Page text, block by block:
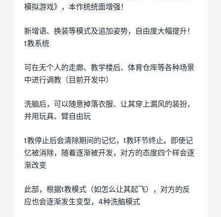
模拟游戏》，本作统统面增强！
新增语、换装等模式及追加姿势，自由度大幅提升！
t教系统
可在无个人的走廊、教学楼后、体育仓库等各种场景
中进行调教（目前开发中）
洗脑后，可以随意掉落衣服、让其穿上漏风的装扮，
并用玩具、臂自由玩
t教停止后会清除期间的记忆，t教环节终止。即使记
忆被消除，随着逐渐被开发，对方的态度四个样会逐
渐改变
此部，根据t教模式（如怎么让其起飞），对方的反
应也会逐渐发生变型，4种洗脑模式